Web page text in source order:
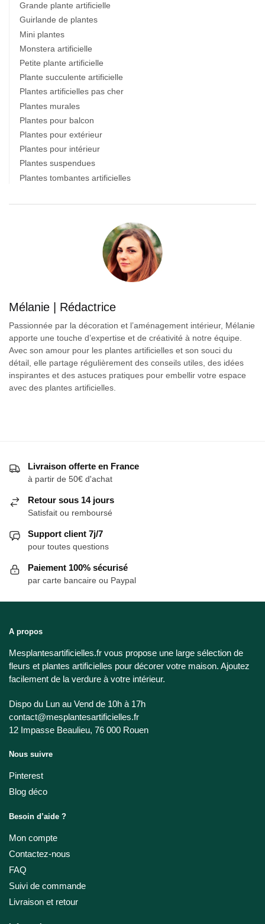
Grande plante artificielle
Guirlande de plantes
Mini plantes
Monstera artificielle
Petite plante artificielle
Plante succulente artificielle
Plantes artificielles pas cher
Plantes murales
Plantes pour balcon
Plantes pour extérieur
Plantes pour intérieur
Plantes suspendues
Plantes tombantes artificielles
Mélanie | Rédactrice
Passionnée par la décoration et l’aménagement intérieur, Mélanie
apporte une touche d’expertise et de créativité à notre équipe.
Avec son amour pour les plantes artificielles et son souci du
détail, elle partage régulièrement des conseils utiles, des idées
inspirantes et des astuces pratiques pour embellir votre espace
avec des plantes artificielles.
Livraison offerte en France
à partir de 50€ d'achat
Retour sous 14 jours
Satisfait ou remboursé
Support client 7j/7
pour toutes questions
Paiement 100% sécurisé
par carte bancaire ou Paypal
A propos
Mesplantesartificielles.fr vous propose une large sélection de
fleurs et plantes artificielles pour décorer votre maison. Ajoutez
facilement de la verdure à votre intérieur.
Dispo du Lun au Vend de 10h à 17h
contact@mesplantesartificielles.fr
12 Impasse Beaulieu, 76 000 Rouen
Nous suivre
Pinterest
Blog déco
Besoin d’aide ?
Mon compte
Contactez-nous
FAQ
Suivi de commande
Livraison et retour